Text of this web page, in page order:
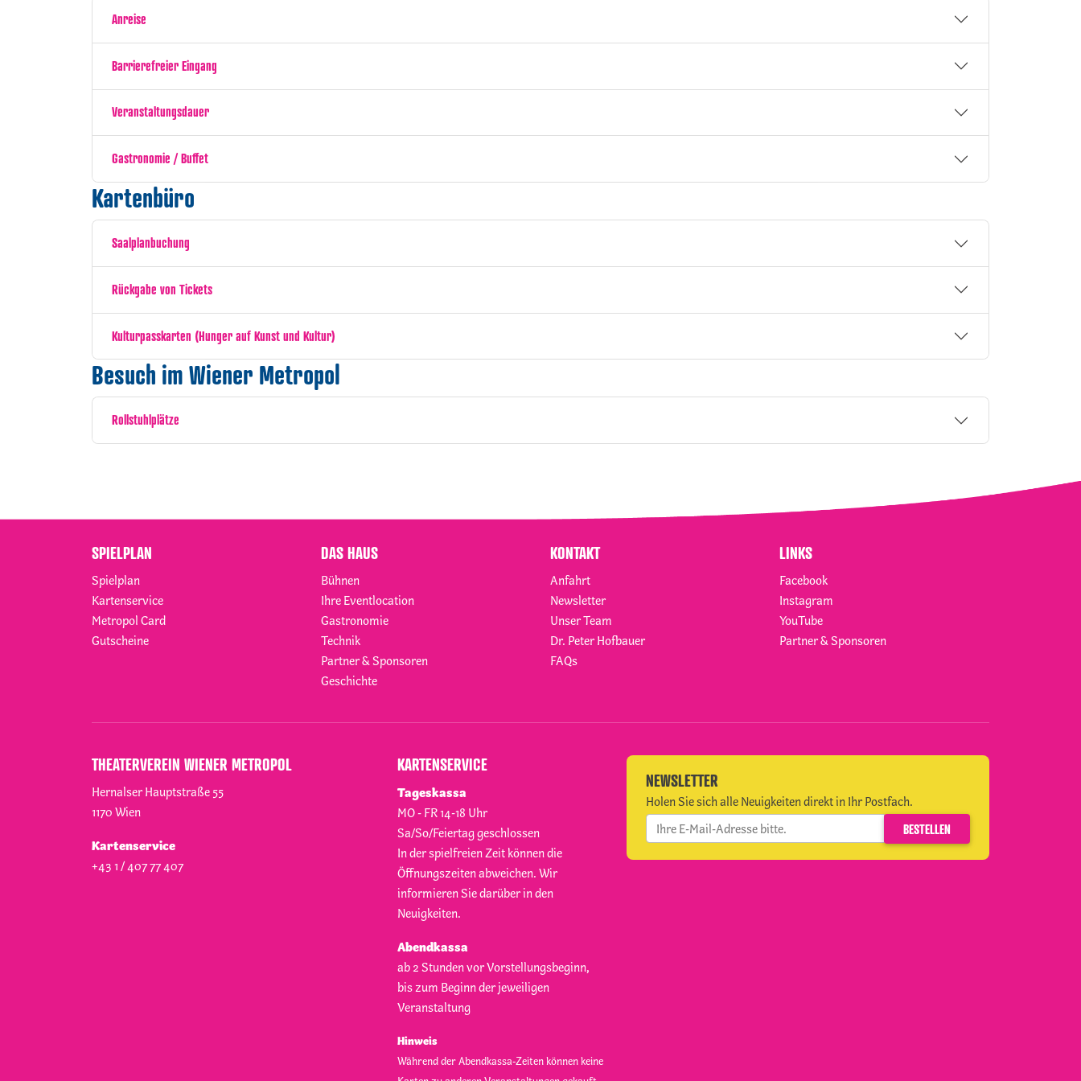
Anreise
Barrierefreier Eingang
Veranstaltungsdauer
Gastronomie / Buffet
Kartenbüro
Saalplanbuchung
Rückgabe von Tickets
Kulturpasskarten (Hunger auf Kunst und Kultur)
Besuch im Wiener Metropol
Rollstuhlplätze
SPIELPLAN
Spielplan
Kartenservice
Metropol Card
Gutscheine
DAS HAUS
Bühnen
Ihre Eventlocation
Gastronomie
Technik
Partner & Sponsoren
Geschichte
KONTAKT
Anfahrt
Newsletter
Unser Team
Dr. Peter Hofbauer
FAQs
LINKS
Facebook
Instagram
YouTube
Partner & Sponsoren
THEATERVEREIN WIENER METROPOL
Hernalser Hauptstraße 55
1170Wien
Kartenservice
+43 1 / 407 77 407
KARTENSERVICE
Tageskassa
MO - FR 14-18 Uhr
Sa/So/Feiertag geschlossen
In der spielfreien Zeit können die
Öffnungszeiten abweichen. Wir
informieren Sie darüber in den
Neuigkeiten.
Abendkassa
ab 2 Stunden vor Vorstellungsbeginn,
bis zum Beginn der jeweiligen
Veranstaltung
Hinweis
Während der Abendkassa-Zeiten können keine
NEWSLETTER
Holen Sie sich alle Neuigkeiten direkt in Ihr Postfach.